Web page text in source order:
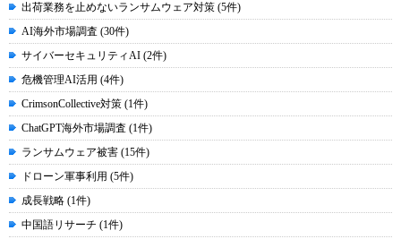
出荷業務を止めないランサムウェア対策 (5件)
AI海外市場調査 (30件)
サイバーセキュリティAI (2件)
危機管理AI活用 (4件)
CrimsonCollective対策 (1件)
ChatGPT海外市場調査 (1件)
ランサムウェア被害 (15件)
ドローン軍事利用 (5件)
成長戦略 (1件)
中国語リサーチ (1件)